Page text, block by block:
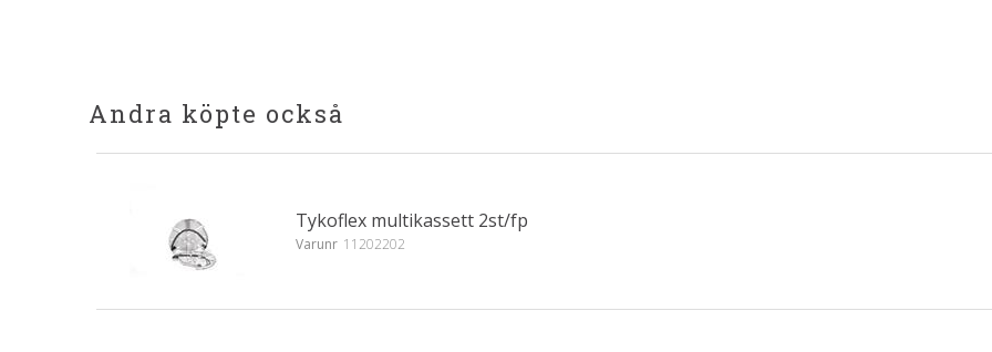
Andra köpte också
Tykoflex multikassett 2st/fp
Varunr 11202202